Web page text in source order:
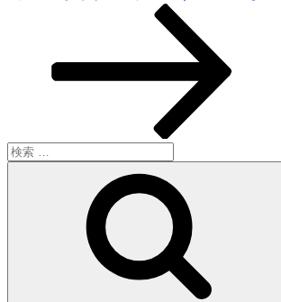
検
索: